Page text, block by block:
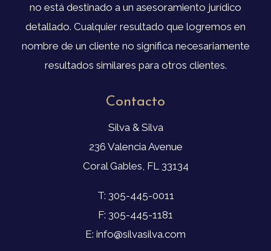
no está destinado a un asesoramiento jurídico
detallado. Cualquier resultado que logremos en
nombre de un cliente no significa necesariamente
resultados similares para otros clientes.
Contacto
Silva & Silva
236 Valencia Avenue
Coral Gables, FL 33134
T: 305-445-0011
F: 305-445-1181
E: info@silvasilva.com